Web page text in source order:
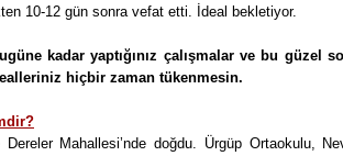
10-12 gün sonra vefat etti. İdeal bekletiyor.
kadar yaptığınız çalışmalar ve bu güzel
hiçbir zaman tükenmesin.
Dereler Mahallesi’nde doğdu. Ürgüp Ortaokulu,